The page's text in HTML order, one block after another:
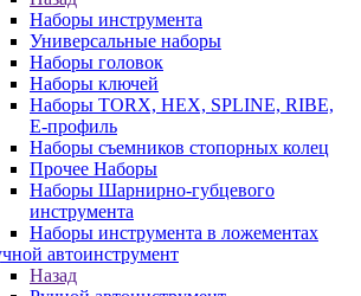
Наборы инструмента
Универсальные наборы
Наборы головок
Наборы ключей
Наборы TORX, HEX, SPLINE, RIBE,
E-профиль
Наборы съемников стопорных колец
Прочее Наборы
Наборы Шарнирно-губцевого
инструмента
Наборы инструмента в ложементах
автоинструмент
Назад